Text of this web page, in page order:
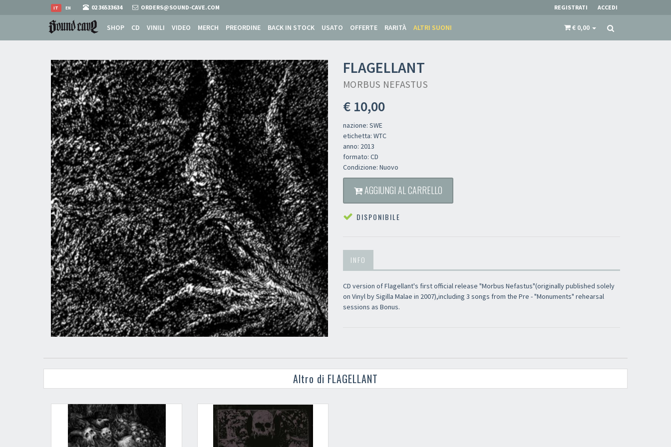
EN
IT 02 36533634 ORDERS@SOUND-CAVE.COM REGISTRATI ACCEDI
SHOP CD VINILI VIDEO MERCH PREORDINE BACK IN STOCK USATO OFFERTE RARITÀ ALTRI SUONI € 0,00
FLAGELLANT
MORBUS NEFASTUS
€ 10,00
nazione: SWE
etichetta: WTC
anno: 2013
formato: CD
Condizione: Nuovo
AGGIUNGI AL CARRELLO
DISPONIBILE
INFO
CD version of Flagellant's first official release "Morbus Nefastus"(originally published solely
on Vinyl by Sigilla Malae in 2007),including 3 songs from the Pre - "Monuments" rehearsal
sessions as Bonus.
Altro di FLAGELLANT